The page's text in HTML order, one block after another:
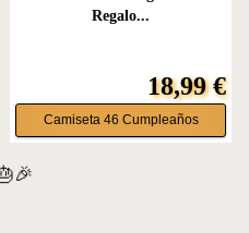
Regalo...
18,99 €
Camiseta 46 Cumpleaños